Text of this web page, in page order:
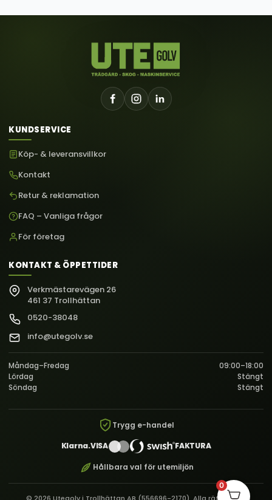
KUNDSERVICE
Köp- & leveransvillkor
Kontakt
Retur & reklamation
FAQ – Vanliga frågor
För företag
KONTAKT & ÖPPETTIDER
Verkmästarevägen 26
461 37 Trollhättan
0520-38048
info@utegolv.se
Måndag–Fredag
09:00–18:00
Lördag
Stängt
Söndag
Stängt
Trygg e-handel
Klarna.VISA FAKTURA
Hållbara val för utemiljön
© 2026 Utegolv i Trollhättan AB (556696-2170). Alla rättigheter
0